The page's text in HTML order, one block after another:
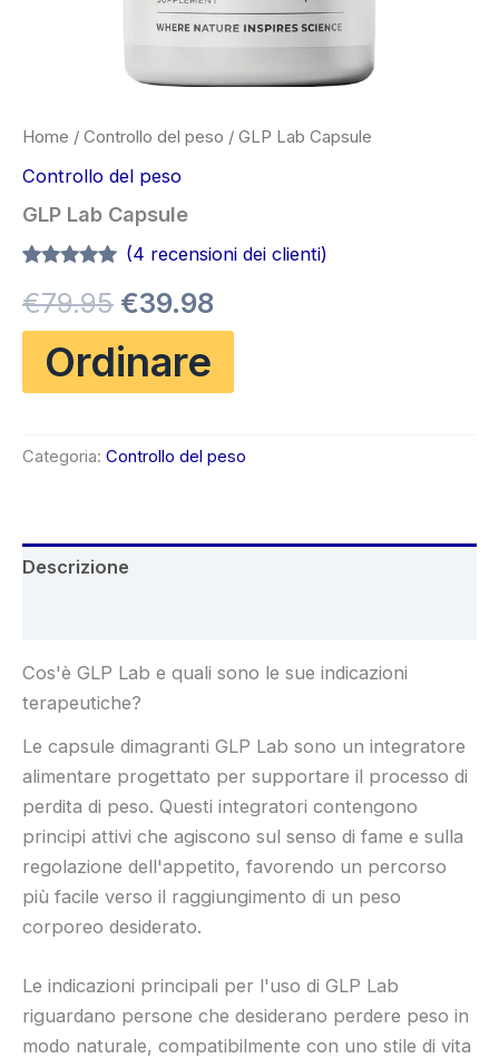
Home / Controllo del peso / GLP Lab Capsule
Controllo del peso
GLP Lab Capsule
su 5 su
base di
recensioni
(4 recensioni dei clienti)
€79.95 Il
prezzo
originale
€39.98
attuale
Ordinare
Categoria: Controllo del peso
Descrizione
Cos'è GLP Lab e quali sono le sue indicazioni
terapeutiche?
Le capsule dimagranti GLP Lab sono un integratore
alimentare progettato per supportare il processo di
perdita di peso. Questi integratori contengono
principi attivi che agiscono sul senso di fame e sulla
regolazione dell'appetito, favorendo un percorso
più facile verso il raggiungimento di un peso
corporeo desiderato.
Le indicazioni principali per l'uso di GLP Lab
riguardano persone che desiderano perdere peso in
modo naturale, compatibilmente con uno stile di vita